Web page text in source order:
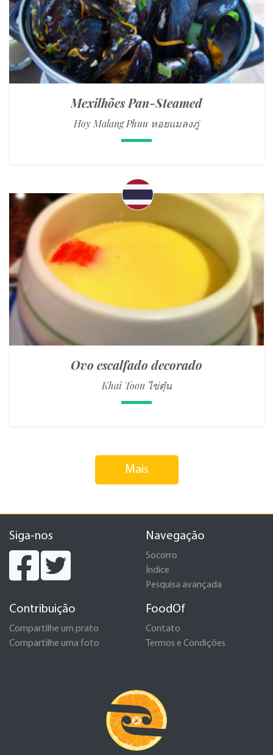
Mexilhões Pan-Steamed
Hoy Malang Phuu หอยแมลงภู่
Ovo escalfado decorado
Khai Toon ไข่ตุ๋น
Mais
Siga-nos Navegação
Socorro
Índice
Pesquisa avançada
Contribuição
Compartilhe um prato
Compartilhe uma foto
FoodOf
Contato
Termos e Condições